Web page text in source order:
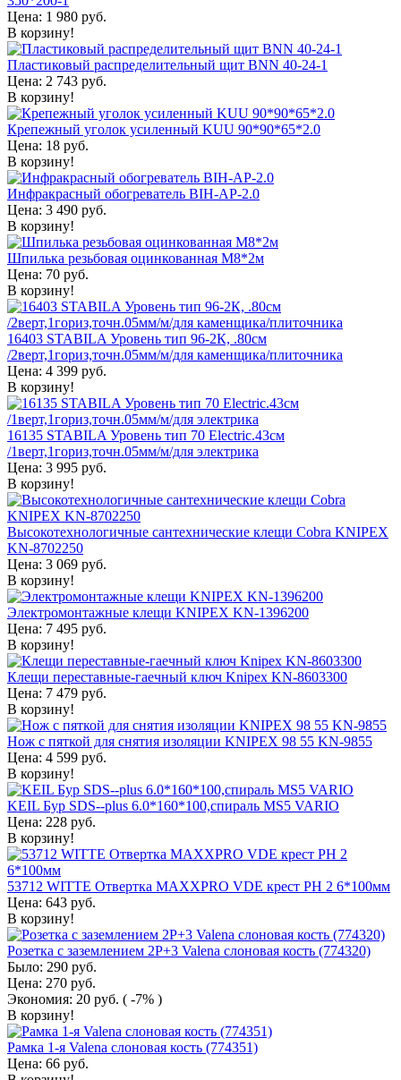
Цена: 1 980 руб.
В корзину!
Пластиковый распределительный щит BNN 40-24-1
Цена: 2 743 руб.
В корзину!
Крепежный уголок усиленный KUU 90*90*65*2.0
Цена: 18 руб.
В корзину!
Инфракрасный обогреватель BIH-AP-2.0
Цена: 3 490 руб.
В корзину!
Шпилька резьбовая оцинкованная М8*2м
Цена: 70 руб.
В корзину!
16403 STABILA Уровень тип 96-2К, .80см
/2верт,1гориз,точн.05мм/м/для каменщика/плиточника
Цена: 4 399 руб.
В корзину!
16135 STABILA Уровень тип 70 Electric.43см
/1верт,1гориз,точн.05мм/м/для электрика
Цена: 3 995 руб.
В корзину!
Высокотехнологичные сантехнические клещи Cobra KNIPEX
KN-8702250
Цена: 3 069 руб.
В корзину!
Электромонтажные клещи KNIPEX KN-1396200
Цена: 7 495 руб.
В корзину!
Клещи переставные-гаечный ключ Knipex KN-8603300
Цена: 7 479 руб.
В корзину!
Нож с пяткой для снятия изоляции KNIPEX 98 55 KN-9855
Цена: 4 599 руб.
В корзину!
KEIL Бур SDS--plus 6.0*160*100,спираль MS5 VARIO
Цена: 228 руб.
В корзину!
53712 WITTE Отвертка MAXXPRO VDE крест РН 2 6*100мм
Цена: 643 руб.
В корзину!
Розетка с заземлением 2P+3 Valena слоновая кость (774320)
Было: 290 руб.
Цена: 270 руб.
Экономия: 20 руб. ( -7% )
В корзину!
Рамка 1-я Valena слоновая кость (774351)
Цена: 66 руб.